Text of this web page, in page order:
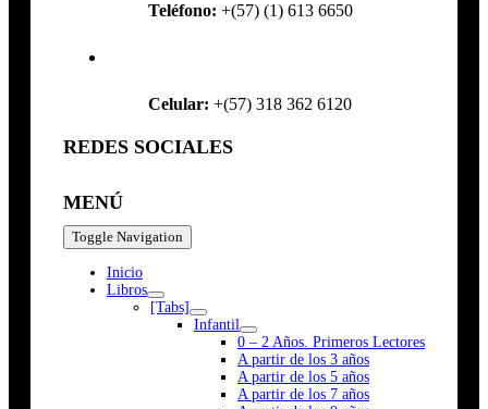
Teléfono: +(57) (1) 613 6650
Celular: +(57) 318 362 6120
REDES SOCIALES
MENÚ
Toggle Navigation
Inicio
Libros
[Tabs]
Infantil
0 – 2 Años. Primeros Lectores
A partir de los 3 años
A partir de los 5 años
A partir de los 7 años